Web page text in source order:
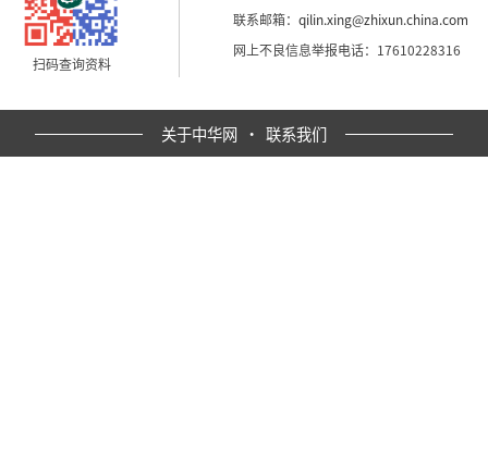
扫码查询资料
联系邮箱：qilin.xing@zhixun.china.com
网上不良信息举报电话：17610228316
关于中华网 · 联系我们